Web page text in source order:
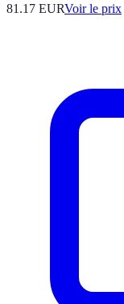
81.17 EURVoir le prix